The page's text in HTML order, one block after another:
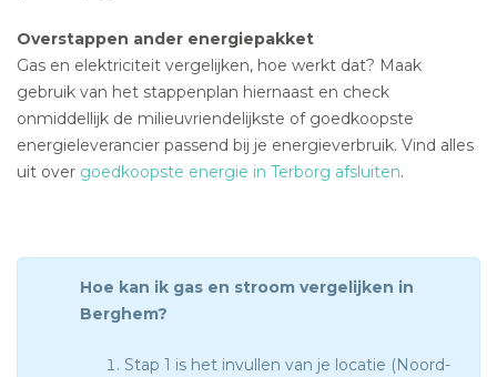
Overstappen ander energiepakket
Gas en elektriciteit vergelijken, hoe werkt dat? Maak
gebruik van het stappenplan hiernaast en check
onmiddellijk de milieuvriendelijkste of goedkoopste
energieleverancier passend bij je energieverbruik. Vind alles
uit over goedkoopste energie in Terborg afsluiten.
Hoe kan ik gas en stroom vergelijken in
Berghem?
Stap 1 is het invullen van je locatie (Noord-